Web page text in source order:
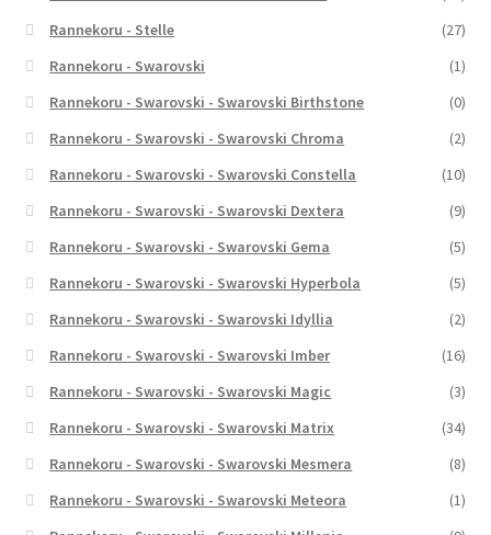
Rannekoru - Stelle
(27)
Rannekoru - Swarovski
(1)
Rannekoru - Swarovski - Swarovski Birthstone
(0)
Rannekoru - Swarovski - Swarovski Chroma
(2)
Rannekoru - Swarovski - Swarovski Constella
(10)
Rannekoru - Swarovski - Swarovski Dextera
(9)
Rannekoru - Swarovski - Swarovski Gema
(5)
Rannekoru - Swarovski - Swarovski Hyperbola
(5)
Rannekoru - Swarovski - Swarovski Idyllia
(2)
Rannekoru - Swarovski - Swarovski Imber
(16)
Rannekoru - Swarovski - Swarovski Magic
(3)
Rannekoru - Swarovski - Swarovski Matrix
(34)
Rannekoru - Swarovski - Swarovski Mesmera
(8)
Rannekoru - Swarovski - Swarovski Meteora
(1)